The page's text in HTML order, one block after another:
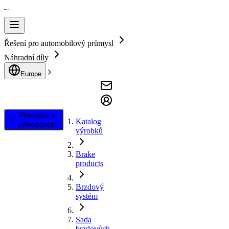
Řešení pro automobilový průmysl
Náhradní díly
Europe
Filtrování a
vyhledávání
Katalog
výrobků
Brake
products
Brzdový
systém
Sada